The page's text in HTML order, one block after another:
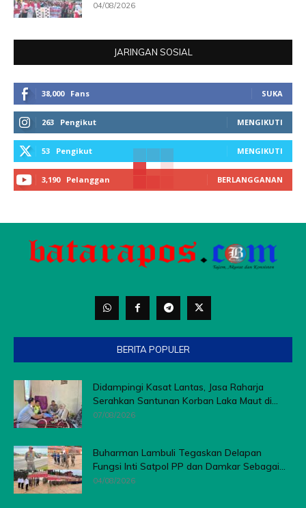
04/08/2026
JARINGAN SOSIAL
38,000 Fans SUKA
263 Pengikut MENGIKUTI
53 Pengikut MENGIKUTI
3,190 Pelanggan BERLANGGANAN
BERITA POPULER
Didampingi Kasat Lantas, Jasa Raharja
Serahkan Santunan Korban Laka Maut di...
07/08/2026
Buharman Lambuli Tegaskan Delapan
Fungsi Inti Satpol PP dan Damkar Sebagai...
04/08/2026